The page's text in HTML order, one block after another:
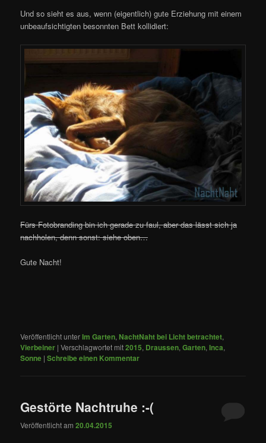
Und so sieht es aus, wenn (eigentlich) gute Erziehung mit einem
unbeaufsichtigten besonnten Bett kollidiert:
Fürs Fotobranding bin ich gerade zu faul, aber das lässt sich ja
nachholen, denn sonst: siehe oben…
Gute Nacht!
Veröffentlicht unterIm Garten,NachtNaht bei Licht betrachtet,
Vierbeiner |Verschlagwortet mit2015, Draussen,Garten,Inca,
Sonne |Schreibe einen Kommentar
Gestörte Nachtruhe :-(
Veröffentlicht am20.04.2015